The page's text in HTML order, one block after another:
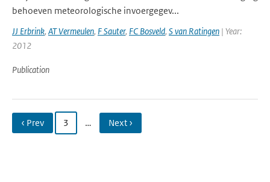
behoeven meteorologische invoergegev...
JJ Erbrink, AT Vermeulen, F Sauter, FC Bosveld, S van Ratingen | Year:
2012
Publication
‹ Prev 3 … Next ›